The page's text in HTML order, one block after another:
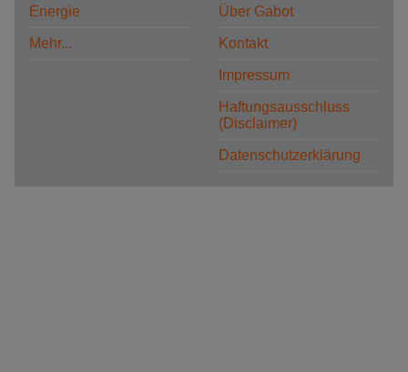
Energie
Mehr...
Über Gabot
Kontakt
Impressum
Haftungsausschluss
(Disclaimer)
Datenschutzerklärung